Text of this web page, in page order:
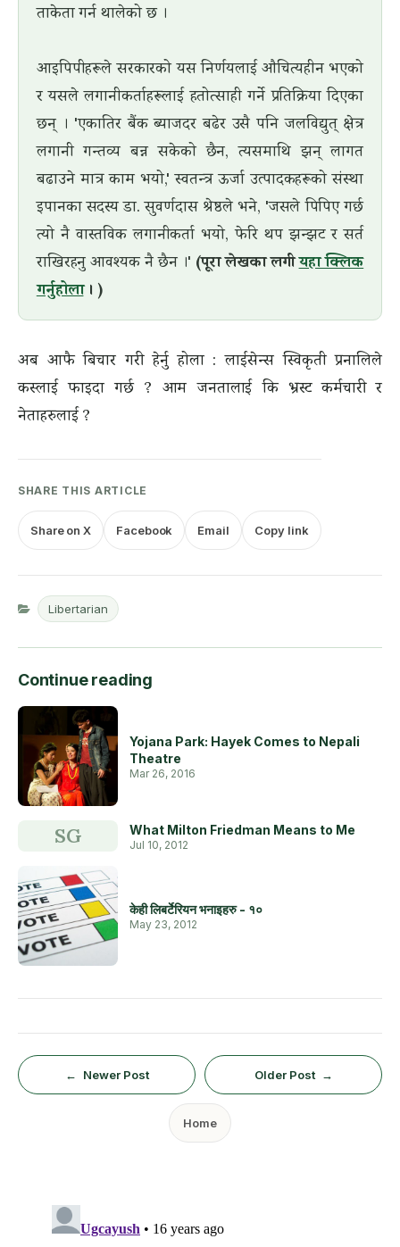
ताकेता गर्न थालेको छ ।
आइपिपीहरूले सरकारको यस निर्णयलाई औचित्यहीन भएको
र यसले लगानीकर्ताहरूलाई हतोत्साही गर्ने प्रतिक्रिया दिएका
छन् । 'एकातिर बैंक ब्याजदर बढेर उसै पनि जलविद्युत् क्षेत्र
लगानी गन्तव्य बन्न सकेको छैन, त्यसमाथि झन् लागत
बढाउने मात्र काम भयो,' स्वतन्त्र ऊर्जा उत्पादकहरूको संस्था
इपानका सदस्य डा. सुवर्णदास श्रेष्ठले भने, 'जसले पिपिए गर्छ
त्यो नै वास्तविक लगानीकर्ता भयो, फेरि थप झन्झट र सर्त
राखिरहनु आवश्यक नै छैन ।' (पूरा लेखका लगीयहा क्लिक
गर्नुहोला। )
अब आफै बिचार गरी हेर्नु होला : लाईसेन्स स्विकृती प्रनालिले
कस्लाई फाइदा गर्छ ? आम जनतालाई कि भ्रस्ट कर्मचारी र
नेताहरुलाई ?
Share on X Facebook Email Copy link
Libertarian
Continue reading
Yojana Park: Hayek Comes to Nepali
Theatre
Mar 26, 2016
SG What Milton Friedman Means to Me
Jul 10, 2012
केही लिबर्टेरियन भनाइहरु - १०
May 23, 2012
Newer Post Older Post
Home